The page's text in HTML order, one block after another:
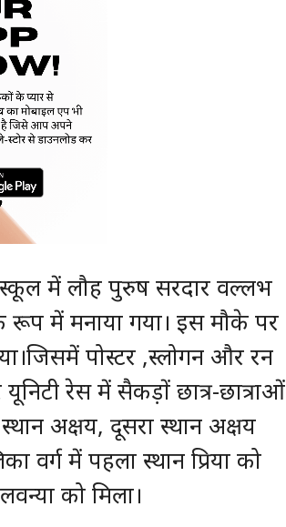
स्कूल में लौह पुरुष सरदार वल्लभ
रूप में मनाया गया। इस मौके पर
पोस्टर ,स्लोगन और रन
यूनिटी रेस में सैकड़ों छात्र-छात्राओं
अक्षय, दूसरा स्थान अक्षय
वर्ग में पहला स्थान प्रिया को
को मिला।